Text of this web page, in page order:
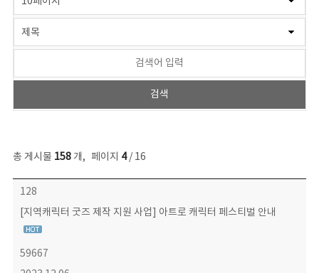
총 게시물 158개, 페이지 4/ 16
콘텐츠이슈 목록 - 번호, 제목, 작성자, 파일, 조회수, 작성일 정보 제공
128
[지역캐릭터 굿즈 제작 지원 사업] 아트로 캐릭터 페스티벌 안내
59667